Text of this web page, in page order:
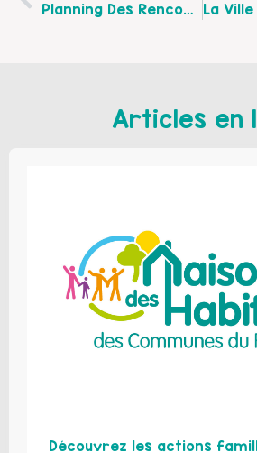
Planning Des Rencontres Familiales Pour Le Mois De Décembre 2025 Au Sein De L’Espace Tony Descharles -Association Centre Social Ferme Beaurepaire À Boulogne Sur Mer.
Articles en
Découvrez les actions